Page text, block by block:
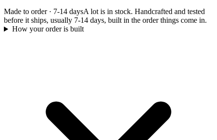
Made to order· 7-14 daysA lot is in stock. Handcrafted and tested
before it ships, usually 7-14 days, built in the order things come in.
How your order is built